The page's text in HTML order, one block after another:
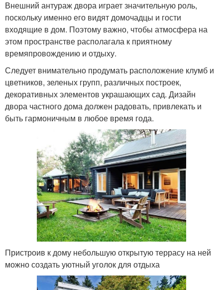
Внешний антураж двора играет значительную роль,
поскольку именно его видят домочадцы и гости
входящие в дом. Поэтому важно, чтобы атмосфера на
этом пространстве располагала к приятному
времяпровождению и отдыху.
Следует внимательно продумать расположение клумб и
цветников, зеленых групп, различных построек,
декоративных элементов украшающих сад. Дизайн
двора частного дома должен радовать, привлекать и
быть гармоничным в любое время года.
Пристроив к дому небольшую открытую террасу на ней
можно создать уютный уголок для отдыха